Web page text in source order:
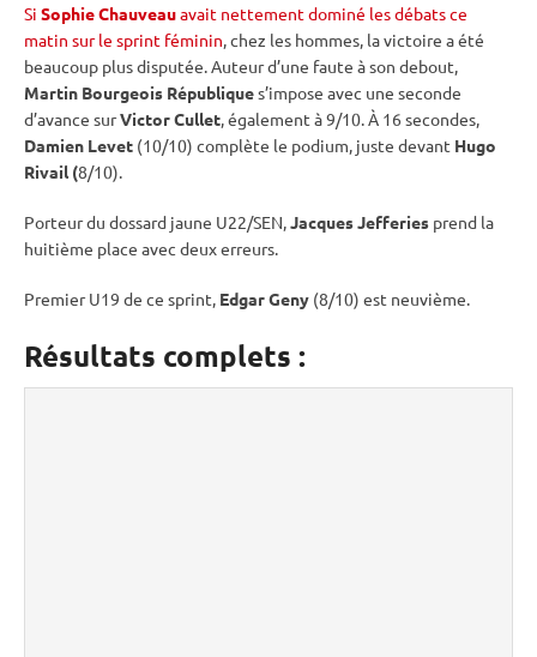
Si Sophie Chauveauavait nettement dominé les débats ce
matin sur le sprint féminin, chez les hommes, la victoire a été
beaucoup plus disputée. Auteur d’une faute à son debout,
Martin Bourgeois Républiques’impose avec une seconde
d’avance surVictor Cullet, également à 9/10. À 16 secondes,
Damien Levet (10/10) complète le podium, juste devant Hugo
Rivail (8/10).
Porteur du dossard jaune U22/SEN,Jacques Jefferies prend la
huitième place avec deux erreurs.
Premier U19 de ce sprint, Edgar Geny (8/10) est neuvième.
Résultats complets :